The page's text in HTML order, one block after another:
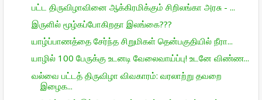
பட்ட திருவிழாவினை ஆக்கிரமிக்கும் சிறிலங்கா அரசு - ...
இருளில் மூழ்கப்போகிறதா இலங்கை???
யாழ்ப்பாணத்தை சேர்ந்த சிறுமிகள் தென்பகுதியில் நீரா...
யாழில் 100 பேருக்கு உடனடி வேலைவாய்ப்பு! உடனே விண்ண...
வல்வை பட்டத் திருவிழா விவகாரம்: வரலாற்று தவறை
இழைக...